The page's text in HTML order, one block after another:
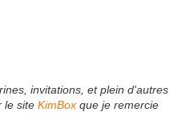
invitations, et plein d'autres
le site KimBox que je remercie